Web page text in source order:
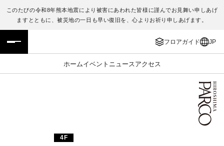
このたびの令和8年熊本地震により被害にあわれた皆様に謹んでお見舞い申しあげ
ますとともに、被災地の一日も早い復旧を、心よりお祈り申しあげます。
フロアガイド JP
ホームイベント ニュース アクセス
フロアガイド
施設案内・アクセス
ENGLISH
繁体字
4F